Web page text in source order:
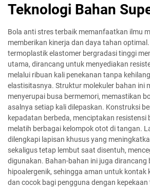
Teknologi Bahan
Bola anti stres terbaik memanfaatkan ilmu
memberikan kinerja dan daya tahan
termoplastik elastomer bergradasi tinggi
utama, dirancang untuk menyediakan
melalui ribuan kali penekanan tanpa
elastisitasnya. Struktur molekuler bahan ini
menyerupai busa bermemori, memastikan
asalnya setiap kali dilepaskan. Konstruksi
kepadatan berbeda, menciptakan resistensi
melatih berbagai kelompok otot di tangan.
dilengkapi lapisan khusus yang
sekaligus tetap lembut saat disentuh,
digunakan. Bahan-bahan ini juga dirancang
hipoalergenik, sehingga aman untuk kontak
dan cocok bagi pengguna dengan